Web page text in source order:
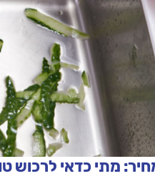
מתי כדאי לרכוש